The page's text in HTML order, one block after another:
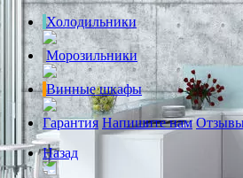
Холодильники
Морозильники
Винные шкафы
Гарантия Напишите нам
Назад